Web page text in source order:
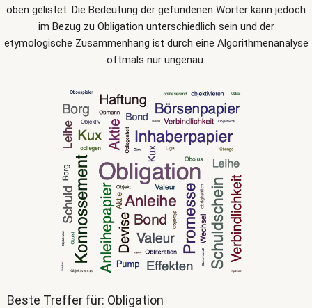
oben gelistet. Die Bedeutung der gefundenen Wörter kann jedoch
im Bezug zu Obligation unterschiedlich sein und der
etymologische Zusammenhang ist durch eine Algorithmenanalyse
oftmals nur ungenau.
Beste Treffer für: Obligation